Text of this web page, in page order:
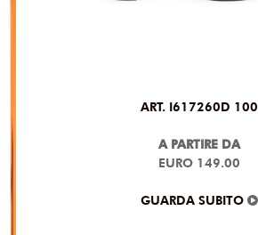
ART. I617260D 100
A PARTIRE DA
EURO 149.00
GUARDA SUBITO